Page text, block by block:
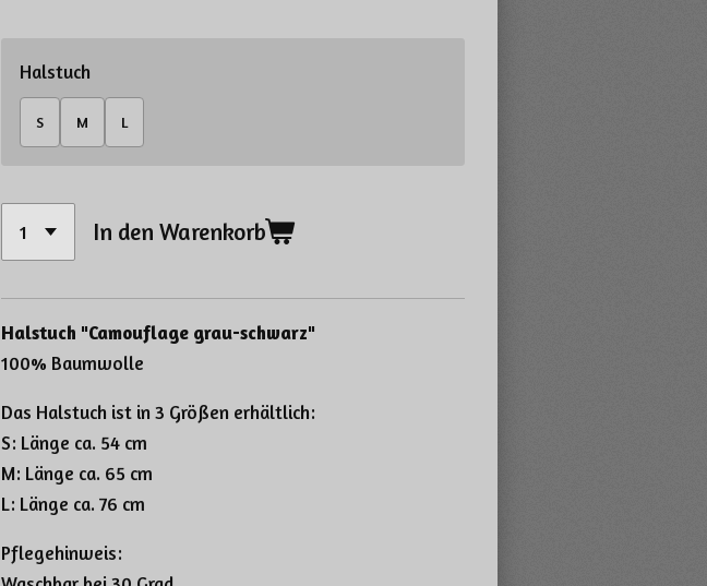
Halstuch
S M L
In den Warenkorb
Halstuch "Camouflage grau-schwarz"
100% Baumwolle
Das Halstuch ist in 3 Größen erhältlich:
S: Länge ca. 54 cm
M: Länge ca. 65 cm
L: Länge ca. 76 cm
Pflegehinweis: